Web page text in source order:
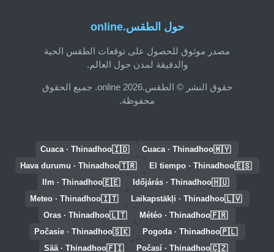
حول الطقس.online
مصدر موثوق للحصول على توقعات الطقس الحية
والدقيقة لمدن حول العالم.
حقوق النشر © الطقس.online 2026. جميع الحقوق
محفوظة.
🇲🇾
Cuaca · Thinadhoo
🇮🇩
Cuaca · Thinadhoo
🇪🇸
El tiempo · Thinadhoo
🇹🇷
Hava durumu · Thinadhoo
🇭🇺
Időjárás · Thinadhoo
🇪🇪
Ilm · Thinadhoo
🇱🇻
Laikapstākļi · Thinadhoo
🇮🇹
Meteo · Thinadhoo
🇫🇷
Météo · Thinadhoo
🇱🇹
Oras · Thinadhoo
🇵🇱
Pogoda · Thinadhoo
🇸🇰
Počasie · Thinadhoo
🇨🇿
Počasí · Thinadhoo
🇫🇮
Sää · Thinadhoo